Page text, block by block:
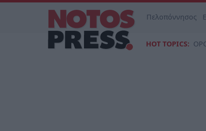
Πελοπόννησος
HOT TOPICS: